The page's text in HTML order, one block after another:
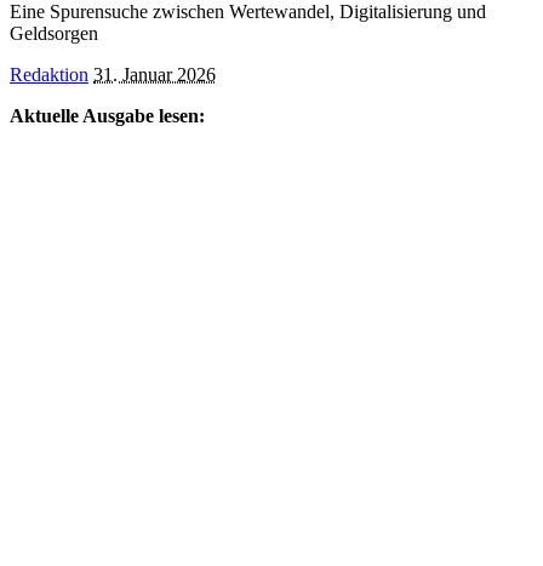
Eine Spurensuche zwischen Wertewandel, Digitalisierung und
Geldsorgen
Posted
Redaktion 31. Januar 2026
Aktuelle Ausgabe lesen: